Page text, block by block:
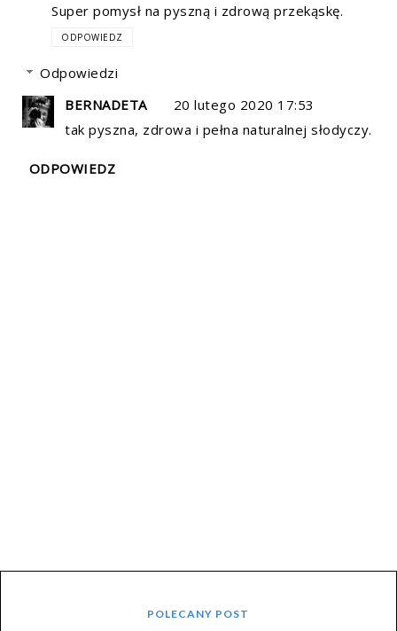
Super pomysł na pyszną i zdrową przekąskę.
ODPOWIEDZ
Odpowiedzi
BERNADETA
20 lutego 2020 17:53
tak pyszna, zdrowa i pełna naturalnej słodyczy.
ODPOWIEDZ
POLECANY POST